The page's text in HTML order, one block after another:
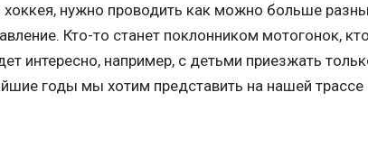
хоккея, нужно проводить как можно больше
Кто-то станет поклонником мотогонок,
интересно, например, с детьми приезжать
годы мы хотим представить на нашей трассе